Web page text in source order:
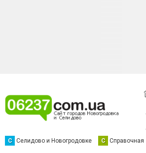
С Селидово и Новогродовке С Справочная